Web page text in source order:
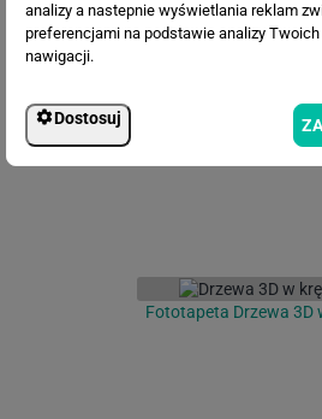
Fototapeta Stare
Fototapeta Drzewa 3D
analizy a nastepnie wyświetlania reklam
preferencjami na podstawie analizy
nawigacji.
Dostosuj